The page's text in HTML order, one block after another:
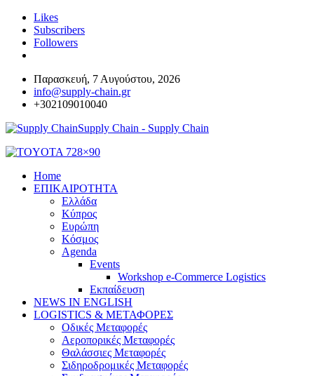
Likes
Subscribers
Followers
Παρασκευή, 7 Αυγούστου, 2026
info@supply-chain.gr
+302109010040
Supply Chain - Supply Chain
Home
ΕΠΙΚΑΙΡΟΤΗΤΑ
Ελλάδα
Κύπρος
Ευρώπη
Κόσμος
Agenda
Events
Workshop e-Commerce Logistics
Εκπαίδευση
NEWS IN ENGLISH
LOGISTICS & ΜΕΤΑΦΟΡΕΣ
Οδικές Μεταφορές
Αεροπορικές Μεταφορές
Θαλάσσιες Μεταφορές
Σιδηροδρομικές Μεταφορές